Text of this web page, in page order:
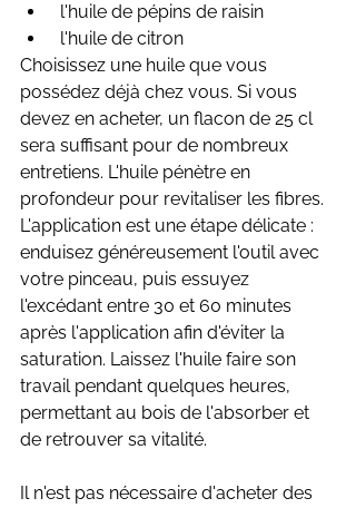
l'huile de pépins de raisin
l'huile de citron
Choisissez une huile que vous
possédez déjà chez vous. Si vous
devez en acheter, un flacon de 25 cl
sera suffisant pour de nombreux
entretiens. L'huile pénètre en
profondeur pour revitaliser les fibres.
L'application est une étape délicate :
enduisez généreusement l'outil avec
votre pinceau, puis essuyez
l'excédant entre 30 et 60 minutes
après l'application afin d'éviter la
saturation. Laissez l'huile faire son
travail pendant quelques heures,
permettant au bois de l'absorber et
de retrouver sa vitalité.
Il n'est pas nécessaire d'acheter des